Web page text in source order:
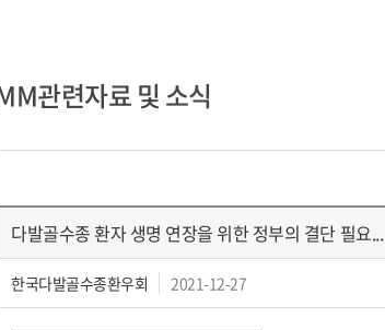
관련자료 및 소식
다발골수종 환자 생명 연장을 위한 정부의 결단 필요...
한국다발골수종환우회 2021-12-27